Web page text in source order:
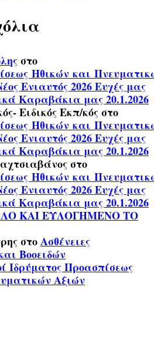
στο
Ηθικών και
Ενιαυτός 2026 Ευχές μας
Καραβάκια μας 20.1.2026
Ειδικός Εκπ/κόςστο
Ηθικών και
Ενιαυτός 2026 Ευχές μας
Καραβάκια μας 20.1.2026
στο
Ηθικών και
Ενιαυτός 2026 Ευχές μας
Καραβάκια μας 20.1.2026
ΚΑΙ ΕΥΛΟΓΗΜΕΝΟ ΤΟ
στοΑσθένειες
Βοοειδών
Ιδρύματος Προασπίσεως
Αξιών